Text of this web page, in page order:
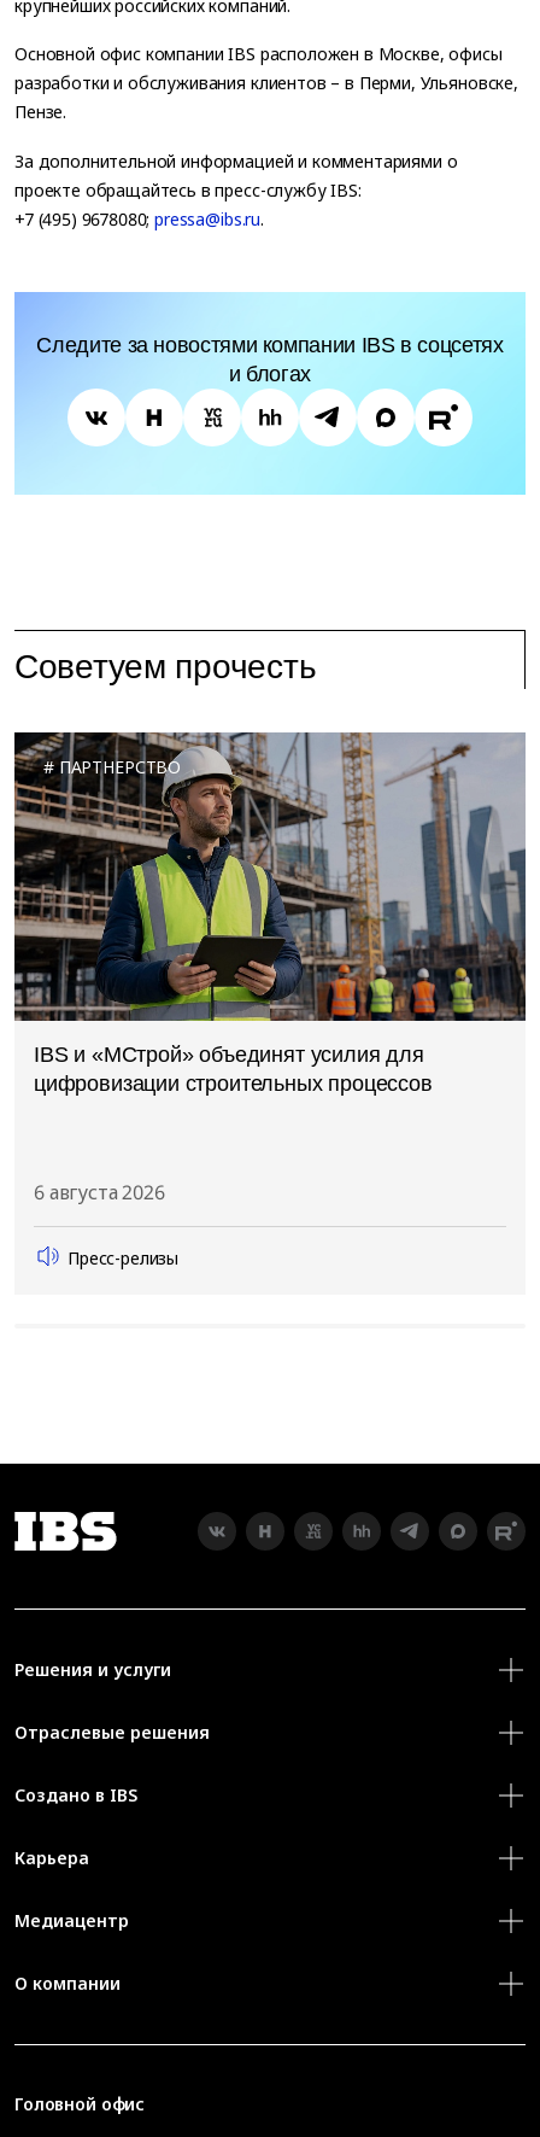
крупнейших российских компаний.
Основной офис компании IBS расположен в Москве, офисы
разработки и обслуживания клиентов – в Перми, Ульяновске,
Пензе.
За дополнительной информацией и комментариями о
проекте обращайтесь в пресс-службу IBS:
+7 (495) 9678080;pressa@ibs.ru.
Следите за новостями компании IBS в соцсетях
и блогах
Советуем прочесть
ПАРТНЕРСТВО
IBS и «МСтрой» объединят усилия для
цифровизации строительных процессов
6 августа 2026
Пресс-релизы
Решения и услуги
Отраслевые решения
Создано в IBS
Карьера
Медиацентр
О компании
Головной офис